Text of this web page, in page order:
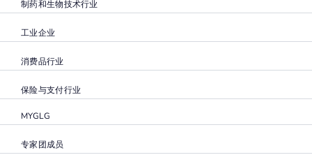
制药和生物技术行业
工业企业
消费品行业
保险与支付行业
MYGLG
专家团成员